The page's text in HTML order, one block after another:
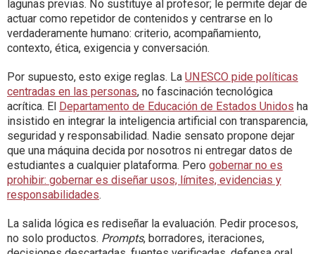
lagunas previas. No sustituye al profesor; le permite dejar de
actuar como repetidor de contenidos y centrarse en lo
verdaderamente humano: criterio, acompañamiento,
contexto, ética, exigencia y conversación.
Por supuesto, esto exige reglas. La UNESCO pide políticas
centradas en las personas, no fascinación tecnológica
acrítica. El Departamento de Educación de Estados Unidos ha
insistido en integrar la inteligencia artificial con transparencia,
seguridad y responsabilidad. Nadie sensato propone dejar
que una máquina decida por nosotros ni entregar datos de
estudiantes a cualquier plataforma. Pero gobernar no es
prohibir: gobernar es diseñar usos, límites, evidencias y
responsabilidades.
La salida lógica es rediseñar la evaluación. Pedir procesos,
no solo productos. Prompts, borradores, iteraciones,